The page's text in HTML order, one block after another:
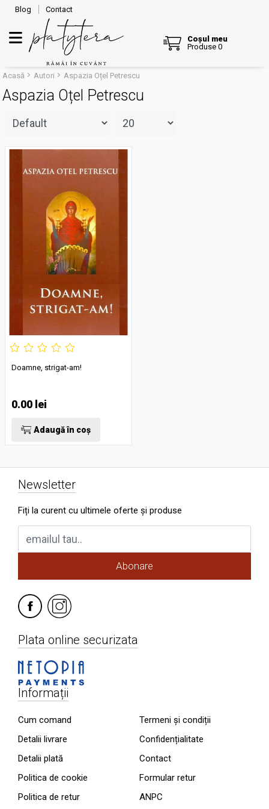
Blog Contact
Coșul meu
Produse 0
Acasă Autori Aspazia Oțel Petrescu
Aspazia Oțel Petrescu
Doamne, strigat-am!
0.00 lei
Adaugă în coș
Newsletter
Fiți la curent cu ultimele oferte și produse
Abonare
Plata online securizata
Informații
Cum comand
Detalii livrare
Detalii plată
Politica de cookie
Politica de retur
Termeni și condiții
Confidențialitate
Contact
Formular retur
ANPC